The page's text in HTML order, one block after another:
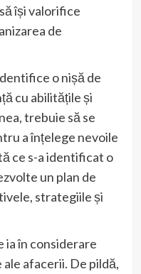
își valorifice
de
o nișă de
cu abilitățile și
trebuie să se
a înțelege nevoile
ce s-a identificat o
un plan de
strategiile și
ia în considerare
afacerii. De pildă,